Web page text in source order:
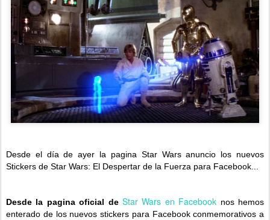
Desde el día de ayer la pagina Star Wars anuncio los nuevos
Stickers de Star Wars: El Despertar de la Fuerza para Facebook...
Desde la pagina oficial de Star Wars en Facebook nos hemos
enterado de los nuevos stickers para Facebook conmemorativos a